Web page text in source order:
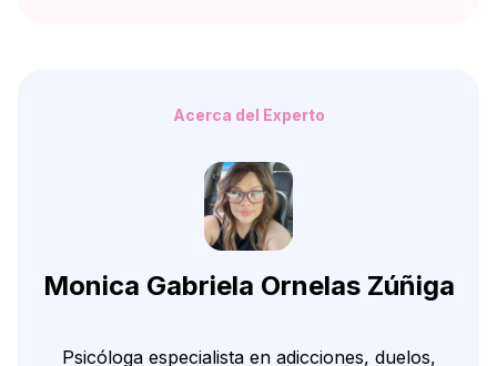
Acerca del Experto
Monica Gabriela Ornelas Zúñiga
Psicóloga especialista en adicciones, duelos,